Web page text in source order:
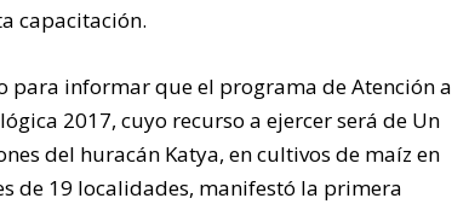
capacitación.
para informar que el programa de Atención a
2017, cuyo recurso a ejercer será de Un
del huracán Katya, en cultivos de maíz en
de 19 localidades, manifestó la primera